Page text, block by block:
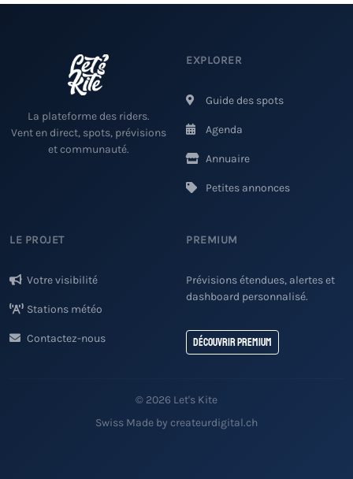
La plateforme des riders.
Vent en direct, spots, prévisions
et communauté.
EXPLORER
Guide des spots
Agenda
Annuaire
Petites annonces
LE PROJET
Votre visibilité
Stations météo
Contactez-nous
PREMIUM
Prévisions étendues, alertes et
dashboard personnalisé.
Découvrir Premium
© 2026 Let's Kite
Swiss Made by createurdigital.ch